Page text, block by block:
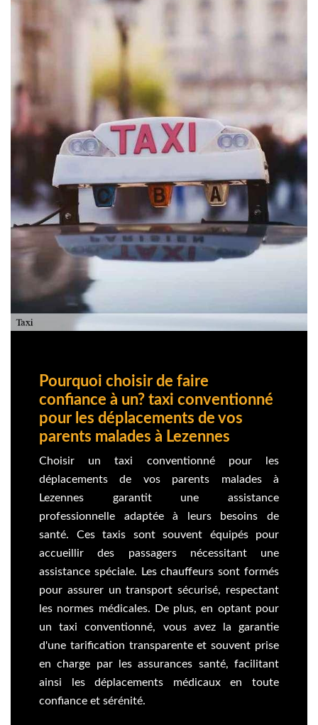
Pourquoi choisir de faire
confiance à un? taxi conventionné
pour les déplacements de vos
parents malades à Lezennes
Choisir un taxi conventionné pour les
déplacements de vos parents malades à
Lezennes garantit une assistance
professionnelle adaptée à leurs besoins de
santé. Ces taxis sont souvent équipés pour
accueillir des passagers nécessitant une
assistance spéciale. Les chauffeurs sont formés
pour assurer un transport sécurisé, respectant
les normes médicales. De plus, en optant pour
un taxi conventionné, vous avez la garantie
d'une tarification transparente et souvent prise
en charge par les assurances santé, facilitant
ainsi les déplacements médicaux en toute
confiance et sérénité.